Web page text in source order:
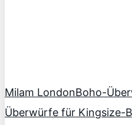
Milam LondonBoho-
Überwürfe für Kingsize-